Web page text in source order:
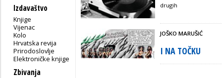
Izdavaštvo
Knjige
Vijenac
Kolo
Hrvatska revija
Prirodoslovlje
Elektroničke knjige
Zbivanja
drugih
JOŠKO MARUŠIĆ
I NA TOČKU